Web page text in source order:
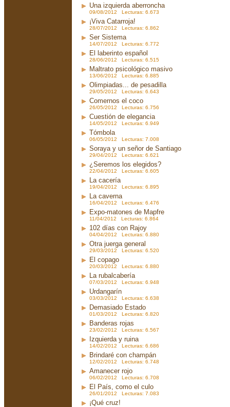
Una izquierda aberroncha
09/08/2012 Lecturas: 6.673
¡Viva Catarroja!
28/07/2012 Lecturas: 6.862
Ser Sistema
14/07/2012 Lecturas: 6.772
El laberinto español
28/06/2012 Lecturas: 6.515
Maltrato psicológico masivo
13/06/2012 Lecturas: 6.885
Olimpiadas... de pesadilla
29/05/2012 Lecturas: 6.643
Comernos el coco
26/05/2012 Lecturas: 6.756
Cuestión de elegancia
14/05/2012 Lecturas: 6.949
Tómbola
06/05/2012 Lecturas: 7.008
Soraya y un señor de Santiago
29/04/2012 Lecturas: 6.621
¿Seremos los elegidos?
22/04/2012 Lecturas: 6.605
La cacería
19/04/2012 Lecturas: 6.895
La caverna
16/04/2012 Lecturas: 6.476
Expo-matones de Mapfre
11/04/2012 Lecturas: 6.864
102 días con Rajoy
04/04/2012 Lecturas: 6.880
Otra juerga general
29/03/2012 Lecturas: 6.520
El copago
20/03/2012 Lecturas: 6.880
La rubalcabería
07/03/2012 Lecturas: 6.948
Urdangarín
03/03/2012 Lecturas: 6.638
Demasiado Estado
01/03/2012 Lecturas: 6.820
Banderas rojas
23/02/2012 Lecturas: 6.567
Izquierda y ruina
14/02/2012 Lecturas: 6.686
Brindaré con champán
12/02/2012 Lecturas: 6.748
Amanecer rojo
06/02/2012 Lecturas: 6.708
El País, como el culo
26/01/2012 Lecturas: 7.083
¡Qué cruz!